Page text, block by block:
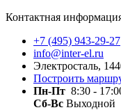
Контактная
+7 (495) 943-29-27
info@inter-el.ru
Электросталь,
Построить
Пн-Пт 8:30 -
Сб-Вс Выходной